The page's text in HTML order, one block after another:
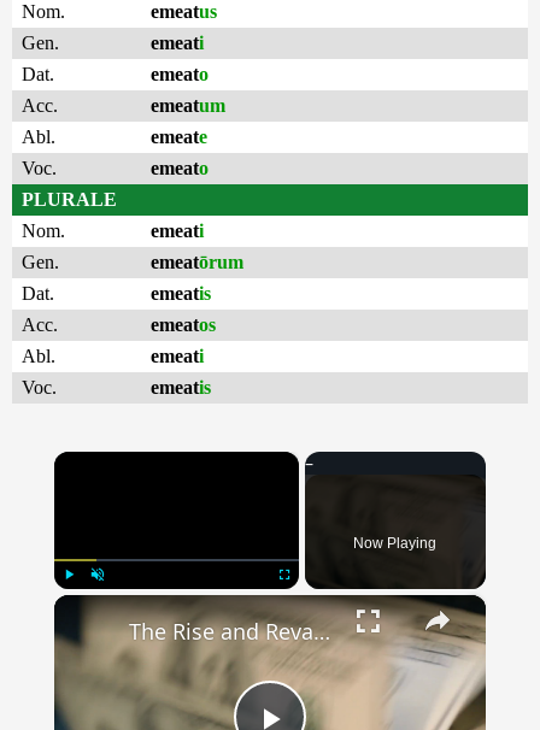
Nom.
emeatus
Gen.
emeati
Dat.
emeato
Acc.
emeatum
Abl.
emeate
Voc.
emeato
PLURALE
Nom.
emeati
Gen.
emeatōrum
Dat.
emeatis
Acc.
emeatos
Abl.
emeati
Voc.
emeatis
×
Fullscreen
Now Playing
×
The Rise and Revamp of ATMs: How Branch Locations are Shaping the Future of Banking